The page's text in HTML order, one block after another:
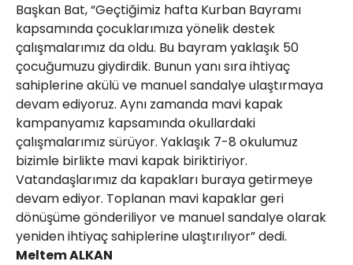
Başkan Bat, “Geçtiğimiz hafta Kurban Bayramı
kapsamında çocuklarımıza yönelik destek
çalışmalarımız da oldu. Bu bayram yaklaşık 50
çocuğumuzu giydirdik. Bunun yanı sıra ihtiyaç
sahiplerine akülü ve manuel sandalye ulaştırmaya
devam ediyoruz. Aynı zamanda mavi kapak
kampanyamız kapsamında okullardaki
çalışmalarımız sürüyor. Yaklaşık 7-8 okulumuz
bizimle birlikte mavi kapak biriktiriyor.
Vatandaşlarımız da kapakları buraya getirmeye
devam ediyor. Toplanan mavi kapaklar geri
dönüşüme gönderiliyor ve manuel sandalye olarak
yeniden ihtiyaç sahiplerine ulaştırılıyor” dedi.
Meltem ALKAN